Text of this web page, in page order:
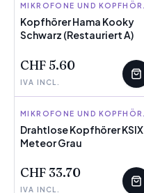
HAMA
WENIGE ÜBRIG
Kopfhörer Hama Kooky
Schwarz (Restauriert A)
CHF 5.60
IVA INCL.
KSIX
WENIGE ÜBRIG
Drahtlose Kopfhörer KSIX
Meteor Grau
CHF 33.70
IVA INCL.